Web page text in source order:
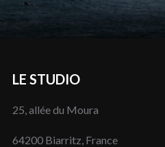
LE STUDIO
25, allée du Moura
64200 Biarritz, France